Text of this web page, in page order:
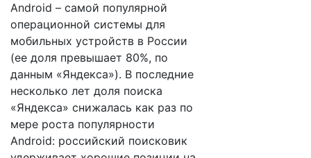
Android – самой популярной
операционной системы для
мобильных устройств в России
(ее доля превышает 80%, по
данным «Яндекса»). В последние
несколько лет доля поиска
«Яндекса» снижалась как раз по
мере роста популярности
Android: российский поисковик